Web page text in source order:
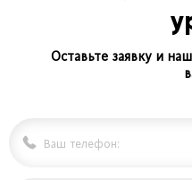
Оставьте заявку и